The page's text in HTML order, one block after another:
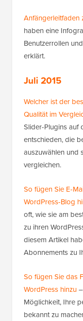
Anfängerleitfaden
haben eine
Benutzerrollen
erklärt.
Juli 2015
Welcher ist der
Qualität im
Slider-Plugins auf
entschieden, die
auszuwählen und
vergleichen.
So fügen Sie E-
WordPress-Blog
oft, wie sie am
zu ihren
diesem Artikel
Abonnements zu
So fügen Sie das
WordPress hinzu
Möglichkeit, Ihre
bekannt zu